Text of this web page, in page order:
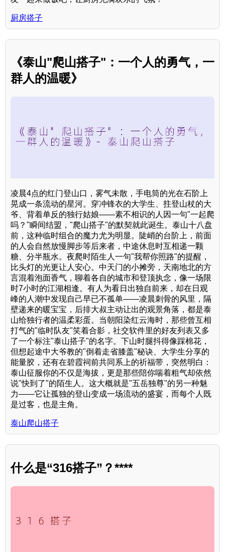
厨房搭子
《泰山"爬山搭子"：一个人的勇气，一
群人的温暖》
凌晨4点的红门登山口，雾气未散，手电筒的光在石阶上
晃成一条流动的星河。穿冲锋衣的大学生、拄登山杖的大
爷、背着单反的独行姑娘——素不相识的人因一句"一起爬
吗？"瞬间结盟，"爬山搭子"的默契就此诞生。泰山十八盘
前，这种临时组合的魔力尤为明显。陡峭的台阶上，前面
的人会自然放慢脚步等后来者，中途休息时互相递一颗
糖、分半瓶水。夜爬时陌生人一句"我帮你照路"的提醒，
比头灯的光更让人安心。中天门的小摊旁，天南地北的方
言混着泡面香气，聊着各自的城市和登顶执念，像一场限
时7小时的江湖相逢。有人为看日出独自前来，却在日观
峰的人潮中发现自己早已不孤单——凌晨刺骨的风里，隔
壁递来的暖宝宝，后排大叔主动让出的观景角落，都是泰
山给独行者的温柔彩蛋。当朝阳染红云海时，那些曾互相
打气的"临时队友"笑着合影，社交软件里的好友列表又多
了一个标注"泰山搭子"的名字。下山时腿抖得像踩棉花，
但想起途中大爷教的"倒着走省膝盖"秘诀、大学生分享的
能量胶，还有在碧霞祠前共同系上的祈福带，突然明白：
泰山征服你的不仅是海拔，更是那些陪你喘着粗气却依然
说"快到了"的陌生人。这大概就是"五岳独尊"的另一种魅
力——它让孤独的登山变成一场流动的盛宴，而每个人既
是过客，也是主角。
泰山爬山搭子
什么是“316搭子”？****